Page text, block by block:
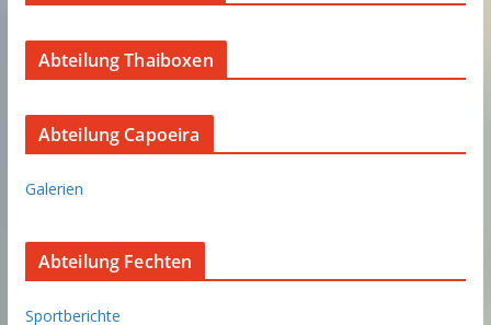
Abteilung Thaiboxen
Abteilung Capoeira
Galerien
Abteilung Fechten
Sportberichte